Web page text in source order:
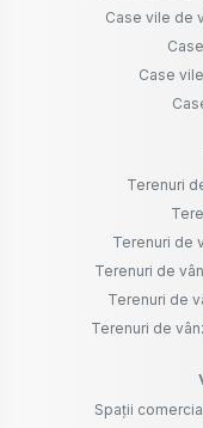
Case vile de
Case
Terenuri
Terenuri de
Terenuri de
Terenuri de
Terenuri de
Spații